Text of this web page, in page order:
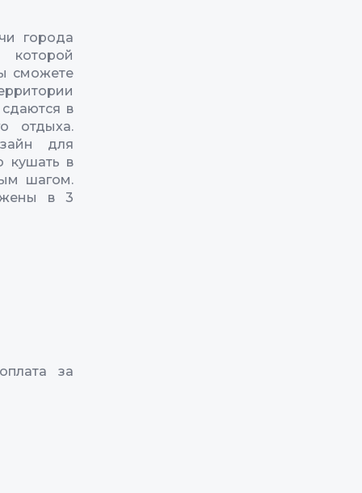
города
сможете
в
отдыха.
для
кушать в
шагом.
в 3
за